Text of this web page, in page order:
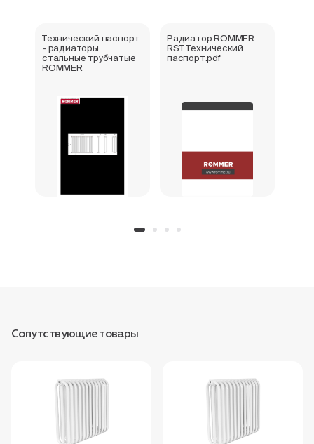
Технический паспорт
- радиаторы
стальные трубчатые
ROMMER
Радиатор ROMMER
RST Технический
паспорт.pdf
Сопутствующие товары